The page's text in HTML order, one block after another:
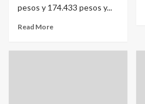
pesos y 174.433 pesos y...
Read More